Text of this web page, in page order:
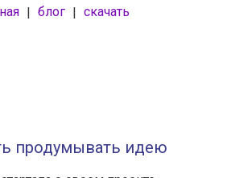
| блог | скачать
продумывать идею